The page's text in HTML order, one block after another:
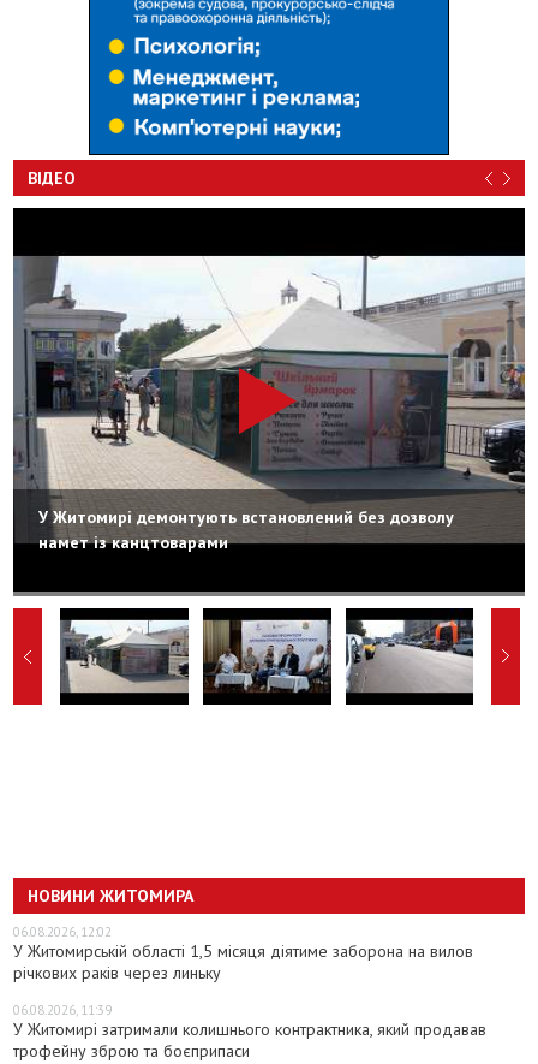
ВІДЕО
У Житомирі демонтують встановлений без дозволу
намет із канцтоварами
НОВИНИ ЖИТОМИРА
06.08.2026, 12:02
У Житомирській області 1,5 місяця діятиме заборона на вилов
річкових раків через линьку
06.08.2026, 11:39
У Житомирі затримали колишнього контрактника, який продавав
трофейну зброю та боєприпаси